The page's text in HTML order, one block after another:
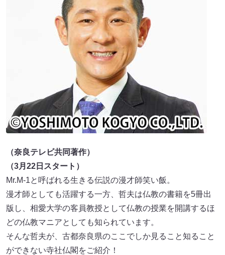
（奈良テレビ共同著作）
（3月22日スタート）
Mr.M-1と呼ばれる生きる伝説の漫才師笑い飯。
漫才師としても活躍する一方、哲夫は仏教の書籍を5冊出
版し、相愛大学の客員教授として仏教の授業を開講するほ
どの仏教マニアとしても知られています。
そんな哲夫が、古都奈良県のここでしか見ること知ること
ができない寺社仏閣をご紹介！